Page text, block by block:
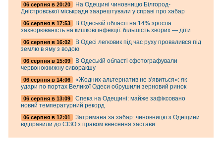
06 серпня в 20:20
На Одещині чиновницю Білгород-
Дністровської міськради заарештували у справі про хабар
06 серпня в 17:53
В Одеській області на 14% зросла
захворюваність на кишкові інфекції: більшість хворих — діти
06 серпня в 16:02
В Одесі легковик під час руху провалився під
землю в яму з водою
06 серпня в 15:09
В Одеській області сфотографували
червонокнижну сиворакшу
06 серпня в 14:06
«Жодних альтернатив не з'явиться»: як
удари по портах Великої Одеси обрушили зерновий ринок
06 серпня в 13:09
Спека на Одещині: майже зафіксовано
новий температурний рекорд
06 серпня в 12:01
Затримана за хабар: чиновницю з Одещини
відправили до СІЗО з правом внесення застави